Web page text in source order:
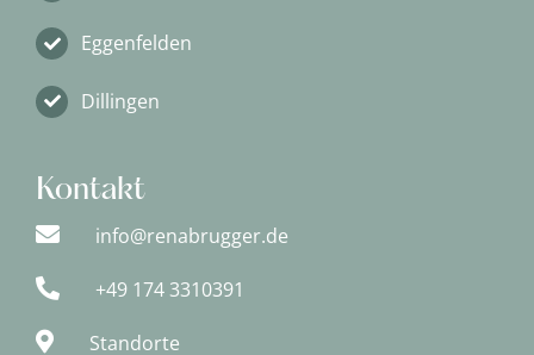
Eggenfelden
Dillingen
Kontakt
info@renabrugger.de
+49 174 3310391
Standorte